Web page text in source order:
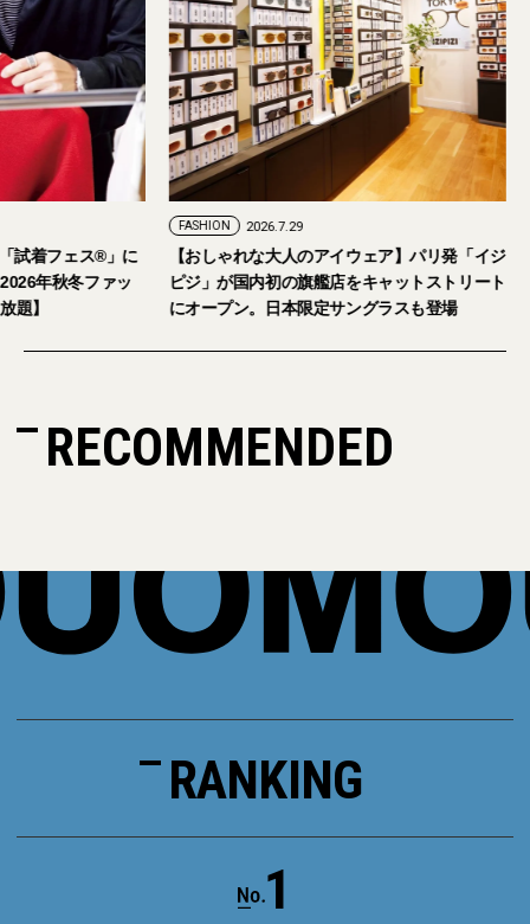
6日開催。「試着フェス®︎」に
招待。【2026年秋冬ファッ
テム試し放題】
FASHION
【おしゃれな大人のアイウェア】パリ
ピジ」が国内初の旗艦店をキャットス
にオープン。日本限定サングラスも登
RECOMMENDED
RANKING
1